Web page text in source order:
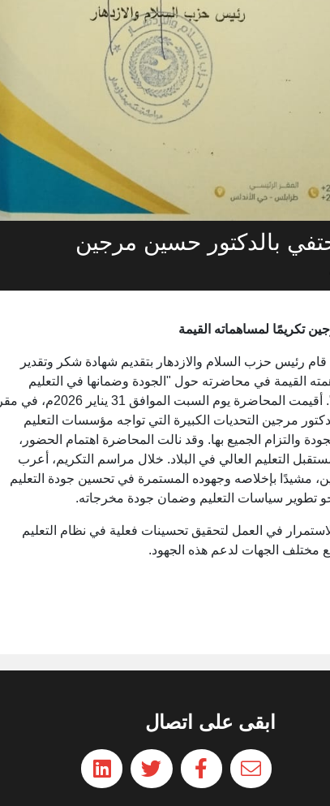
بالدكتور حسين مرجين
تكريمًا لمساهماته القيمة
قام رئيس حزب السلام والازدهار بتقديم شهادة شكر وتقدير
القيمة في محاضرته حول "الجودة وضمانها في التعليم
العالي: الواقع والتحديات والمسارات المستقبلية". أقيمت المحاضرة يوم السبت الموافق 31 يناير 2026م، في مقر
مرجين التحديات الكبيرة التي تواجه مؤسسات التعليم
والتزام الجميع بها. وقد نالت المحاضرة اهتمام الحضور،
التعليم العالي في البلاد. خلال مراسم التكريم، أعرب
مشيدًا بإخلاصه وجهوده المستمرة في تحسين جودة التعليم
تطوير سياسات التعليم وضمان جودة مخرجاته.
في العمل لتحقيق تحسينات فعلية في نظام التعليم
مع مختلف الجهات لدعم هذه الجهود.
ابقى على اتصال